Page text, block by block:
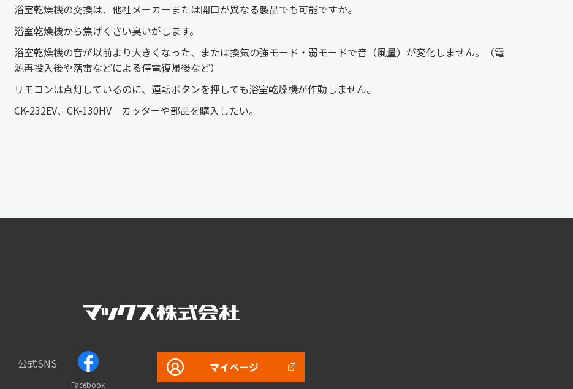
浴室乾燥機の交換は、他社メーカーまたは開口が異なる製品でも可能ですか。
浴室乾燥機から焦げくさい臭いがします。
浴室乾燥機の音が以前より大きくなった、または換気の強モード・弱モードで音（風量）が変化しません。（電
源再投入後や落雷などによる停電復帰後など）
リモコンは点灯しているのに、運転ボタンを押しても浴室乾燥機が作動しません。
CK-232EV、CK-130HV カッターや部品を購入したい。
公式SNS
Facebook
マイページ